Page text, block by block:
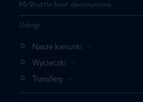
MrShuttle best destinations
Usługi
Nasze kierunki
Wycieczki
Transfery